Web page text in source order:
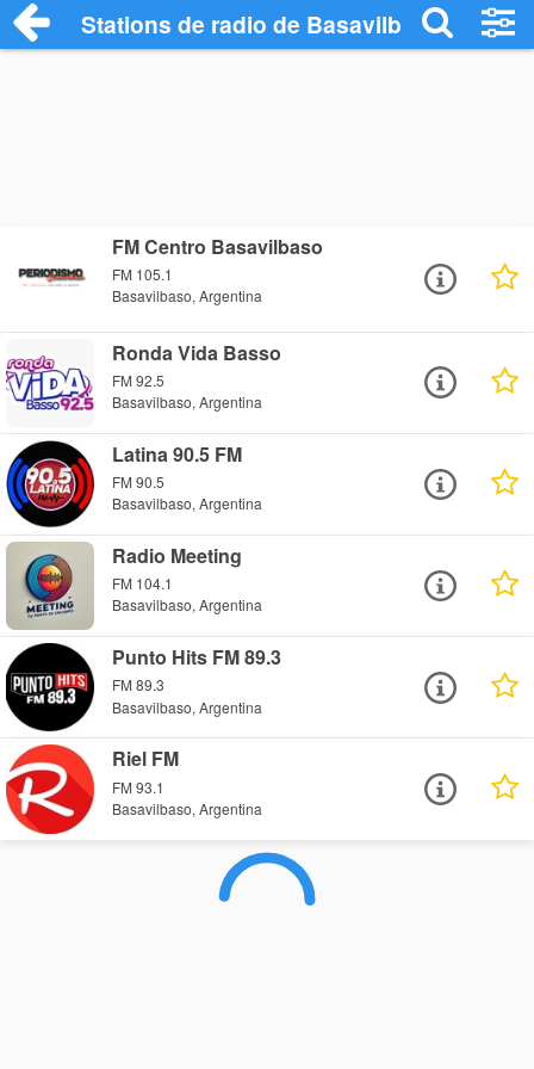
Stations de radio de Basavilbaso
FM Centro Basavilbaso
FM 105.1
Basavilbaso, Argentina
Ronda Vida Basso
FM 92.5
Basavilbaso, Argentina
Latina 90.5 FM
FM 90.5
Basavilbaso, Argentina
Radio Meeting
FM 104.1
Basavilbaso, Argentina
Punto Hits FM 89.3
FM 89.3
Basavilbaso, Argentina
Riel FM
FM 93.1
Basavilbaso, Argentina